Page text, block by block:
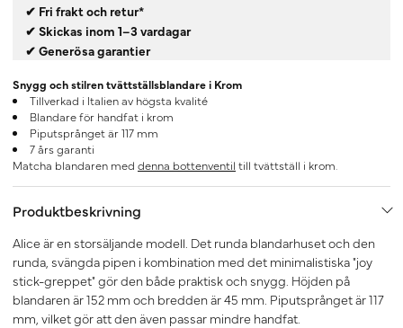
✔ Fri frakt och retur*
✔ Skickas inom 1–3 vardagar
✔ Generösa garantier
Snygg och stilren tvättställsblandare i Krom
Tillverkad i Italien av högsta kvalité
Blandare för handfat i krom
Piputsprånget är 117 mm
7 års garanti
Matcha blandaren med denna bottenventil till tvättställ i krom.
Produktbeskrivning
Alice är en storsäljande modell. Det runda blandarhuset och den
runda, svängda pipen i kombination med det minimalistiska "joy
stick-greppet" gör den både praktisk och snygg. Höjden på
blandaren är 152 mm och bredden är 45 mm. Piputsprånget är 117
mm, vilket gör att den även passar mindre handfat.